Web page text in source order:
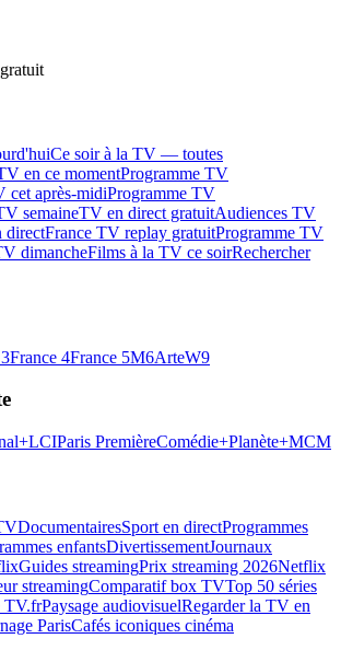
Ce soir à la TV — toutes
en ce momentProgramme TV
cet après-midiProgramme TV
semaineTV en direct gratuitAudiences TV
directFrance TV replay gratuitProgramme TV
dimancheFilms à la TV ce soirRechercher
France 4France 5M6ArteW9
LCIParis PremièreComédie+Planète+MCM
DocumentairesSport en directProgrammes
enfantsDivertissementJournaux
Guides streamingPrix streaming 2026Netflix
streamingComparatif box TVTop 50 séries
TV.frPaysage audiovisuelRegarder la TV en
ParisCafés iconiques cinéma